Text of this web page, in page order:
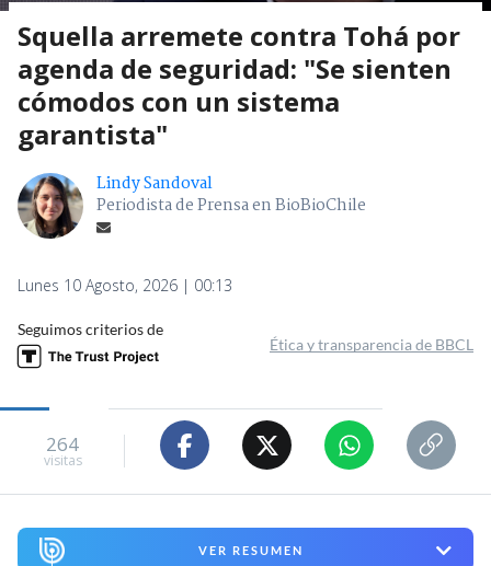
Squella arremete contra Tohá por
agenda de seguridad: "Se sienten
cómodos con un sistema
garantista"
Lindy Sandoval
Periodista de Prensa en BioBioChile
Lunes 10 Agosto, 2026 | 00:13
Seguimos criterios de
Ética y transparencia de BBCL
264
visitas
VER RESUMEN